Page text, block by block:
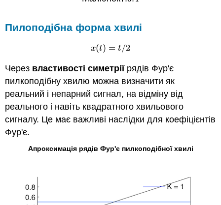
Пилоподібна форма хвилі
x(t) = t/2
x(t )=t /2
Через властивості симетріїрядів Фур'є
пилкоподібну хвилю можна визначити як
реальний і непарний сигнал, на відміну від
реального і навіть квадратного хвильового
сигналу. Це має важливі наслідки для коефіцієнтів
Фур'є.
Апроксимація рядів Фур'є пилкоподібної хвилі